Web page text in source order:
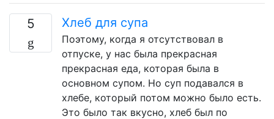
5 Хлеб для супа
Поэтому, когда я отсутствовал в
отпуске, у нас была прекрасная
прекрасная еда, которая была в
основном супом. Но суп подавался в
хлебе, который потом можно было есть.
Это было так вкусно, хлеб был по